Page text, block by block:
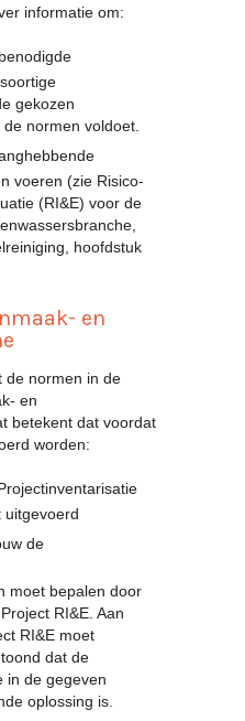
informatie om:
gekozen
normen voldoet.
voeren (zie Risico-
(RI&E) voor de
hoofdstuk
en
de normen in de
en
betekent dat voordat
worden:
uitgevoerd
de
moet bepalen door
RI&E. Aan
RI&E moet
dat de
in de gegeven
oplossing is.